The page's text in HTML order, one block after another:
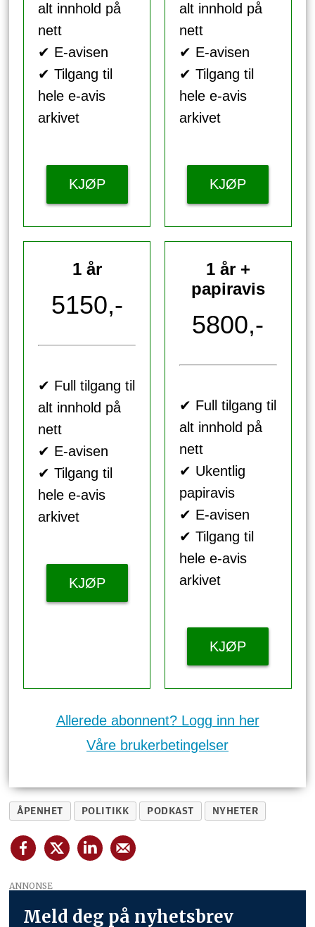
alt innhold på
nett
✔ E-avisen
✔ Tilgang til
hele e-avis
arkivet
KJØP
alt innhold på
nett
✔ E-avisen
✔ Tilgang til
hele e-avis
arkivet
KJØP
1 år
5150,-
✔ Full tilgang til
alt innhold på
nett
✔ E-avisen
✔ Tilgang til
hele e-avis
arkivet
KJØP
1 år +
papiravis
5800,-
✔ Full tilgang til
alt innhold på
nett
✔ Ukentlig
papiravis
✔ E-avisen
✔ Tilgang til
hele e-avis
arkivet
KJØP
Allerede abonnent? Logg inn her
Våre brukerbetingelser
ÅPENHET POLITIKK PODKAST NYHETER
ANNONSE
Meld deg på nyhetsbrev